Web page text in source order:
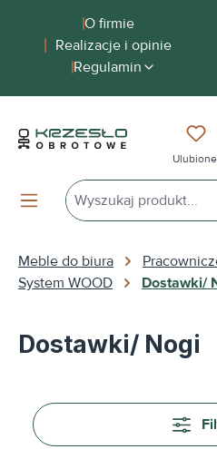
zawartościO firmie
Realizacje i opinie
Regulamin
Ulubione
Meble do biura
System WOOD
Dostawki/
Dostawki/ Nogi